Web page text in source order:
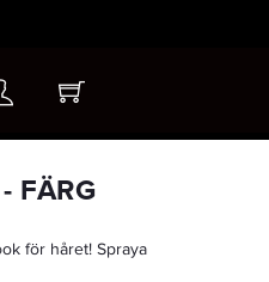
FÄRG
för håret! Spraya